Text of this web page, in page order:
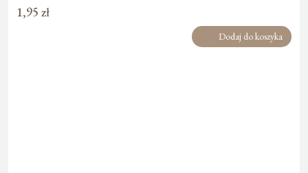
1,95 zł
Dodaj do koszyka